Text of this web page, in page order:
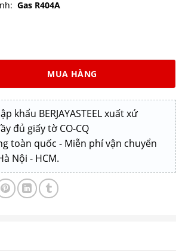
Gas R404A
MUA HÀNG
khẩu BERJAYASTEEL xuất xứ
đủ giấy tờ CO-CQ
toàn quốc - Miễn phí vận chuyển
Nội - HCM.